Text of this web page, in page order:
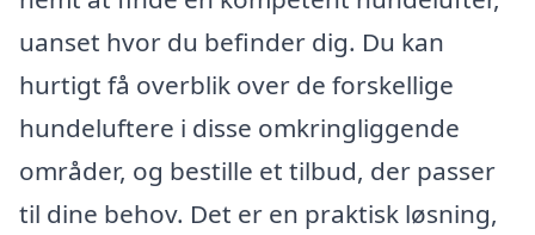
uanset hvor du befinder dig. Du kan
hurtigt få overblik over de forskellige
hundeluftere i disse omkringliggende
områder, og bestille et tilbud, der passer
til dine behov. Det er en praktisk løsning,